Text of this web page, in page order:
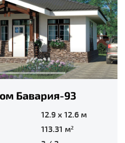
Бавария-93
12.9 x 12.6 м
113.31 м2